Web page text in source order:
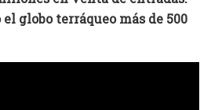
globo terráqueo más de 500